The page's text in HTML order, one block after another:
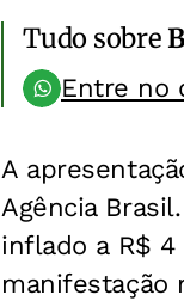
Tudo sobre
Entre no
A
Agência
inflado a R$ 4
manifestação